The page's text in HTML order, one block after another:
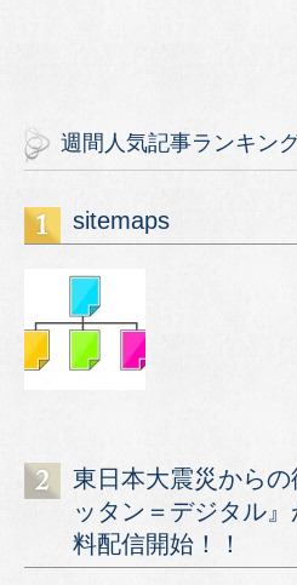
週間人気記事ランキン
sitemaps
東日本大震災から
ッタン＝デジタル
料配信開始！！